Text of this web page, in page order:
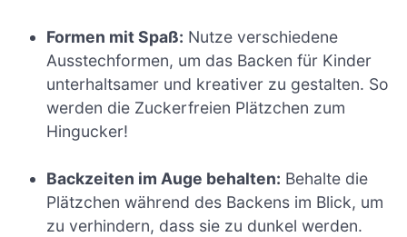
Formen mit Spaß: Nutze verschiedene
Ausstechformen, um das Backen für Kinder
unterhaltsamer und kreativer zu gestalten. So
werden die Zuckerfreien Plätzchen zum
Hingucker!
Backzeiten im Auge behalten: Behalte die
Plätzchen während des Backens im Blick, um
zu verhindern, dass sie zu dunkel werden.